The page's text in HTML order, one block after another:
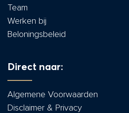
Team
Werken bij
Beloningsbeleid
Direct naar:
Algemene Voorwaarden
Disclaimer & Privacy